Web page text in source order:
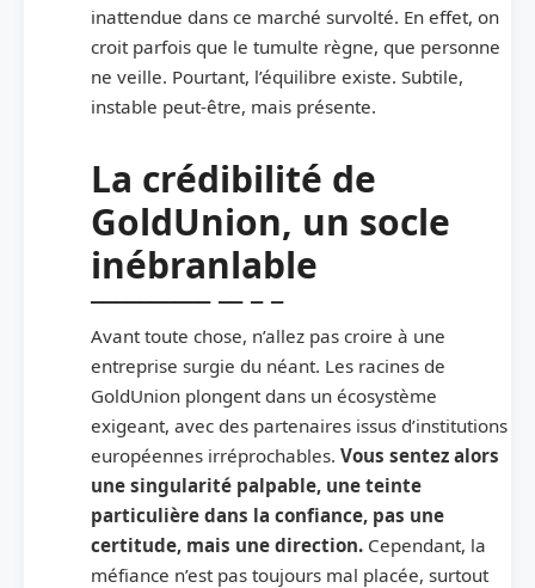
inattendue dans ce marché survolté. En effet, on
croit parfois que le tumulte règne, que personne
ne veille. Pourtant, l’équilibre existe. Subtile,
instable peut-être, mais présente.
La crédibilité de
GoldUnion, un socle
inébranlable
Avant toute chose, n’allez pas croire à une
entreprise surgie du néant. Les racines de
GoldUnion plongent dans un écosystème
exigeant, avec des partenaires issus d’institutions
européennes irréprochables. Vous sentez alors
une singularité palpable, une teinte
particulière dans la confiance, pas une
certitude, mais une direction. Cependant, la
méfiance n’est pas toujours mal placée, surtout